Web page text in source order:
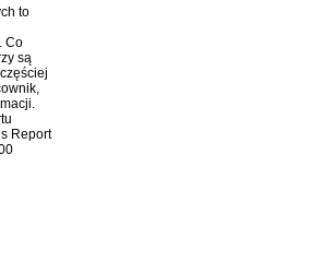
to
Co
są
Report